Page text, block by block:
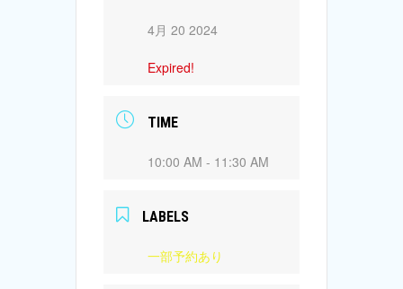
4月 20 2024
Expired!
TIME
10:00 AM - 11:30 AM
LABELS
一部予約あり